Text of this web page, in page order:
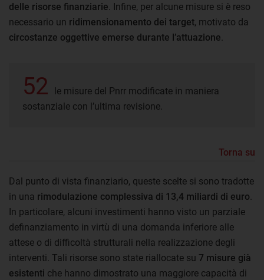
delle risorse finanziarie . Infine, per alcune misure si è reso
necessario un ridimensionamento dei target, motivato da
circostanze oggettive emerse durante l’attuazione
52
le misure del Pnrr modificate in maniera
sostanziale con l’ultima revisione.
Torna su
Dal punto di vista finanziario, queste scelte si sono tradotte
in una rimodulazione complessiva di 13,4 miliardi di euro
In particolare, alcuni investimenti hanno visto un parziale
definanziamento in virtù di una domanda inferiore alle
attese o di difficoltà strutturali nella realizzazione degli
interventi. Tali risorse sono state riallocate su 7 misure già
esistenti che hanno dimostrato una maggiore capacità di